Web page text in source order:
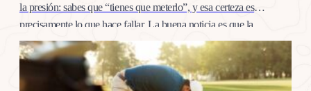
la presión: sabes que “tienes que meterlo”, y esa certeza es
precisamente lo que hace fallar. La buena noticia es que la
confianza en esta distancia se entrena igual que cualquier
otro…